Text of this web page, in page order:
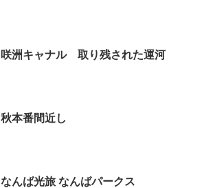
咲洲キャナル 取り残された運河
秋本番間近し
なんば光旅 なんばパークス